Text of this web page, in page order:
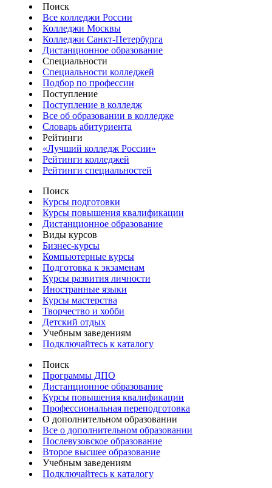
Поиск
Все колледжи России
Колледжи Москвы
Колледжи Санкт-Петербурга
Дистанционное образование
Специальности
Специальности колледжей
Подбор по профессии
Поступление
Поступление в колледж
Все об образовании в колледже
Словарь абитуриента
Рейтинги
«Лучший колледж России»
Рейтинги колледжей
Рейтинги специальностей
Поиск
Курсы подготовки
Курсы повышения квалификации
Дистанционное образование
Виды курсов
Бизнес-курсы
Компьютерные курсы
Подготовка к экзаменам
Курсы развития личности
Иностранные языки
Курсы мастерства
Творчество и хобби
Детский отдых
Учебным заведениям
Подключайтесь к каталогу
Поиск
Программы ДПО
Дистанционное образование
Курсы повышения квалификации
Профессиональная переподготовка
О дополнительном образовании
Все о дополнительном образовании
Послевузовское образование
Второе высшее образование
Учебным заведениям
Подключайтесь к каталогу